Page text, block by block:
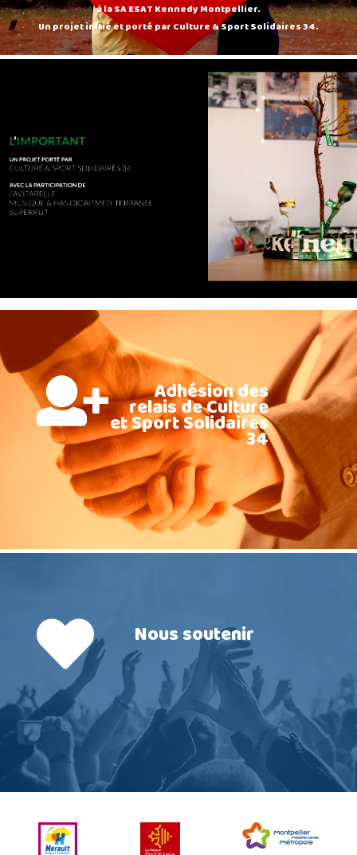
à la SA ESAT Kennedy Montpellier.
Un projet initié et porté par Culture & Sport Solidaires 34.
Adhésion des
relais de Culture
et Sport Solidaires
34
Nous soutenir